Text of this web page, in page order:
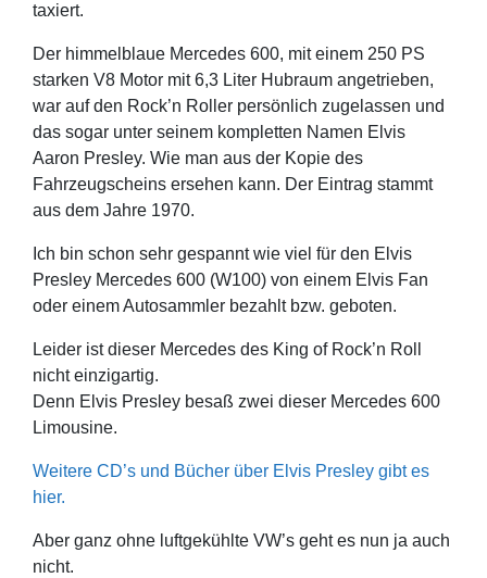
taxiert.
Der himmelblaue Mercedes 600, mit einem 250 PS
starken V8 Motor mit 6,3 Liter Hubraum angetrieben,
war auf den Rock’n Roller persönlich zugelassen und
das sogar unter seinem kompletten Namen Elvis
Aaron Presley. Wie man aus der Kopie des
Fahrzeugscheins ersehen kann. Der Eintrag stammt
aus dem Jahre 1970.
Ich bin schon sehr gespannt wie viel für den Elvis
Presley Mercedes 600 (W100) von einem Elvis Fan
oder einem Autosammler bezahlt bzw. geboten.
Leider ist dieser Mercedes des King of Rock’n Roll
nicht einzigartig.
Denn Elvis Presley besaß zwei dieser Mercedes 600
Limousine.
Weitere CD’s und Bücher über Elvis Presley gibt es
hier.
Aber ganz ohne luftgekühlte VW’s geht es nun ja auch
nicht.